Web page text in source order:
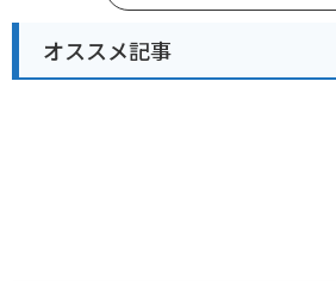
オススメ記事